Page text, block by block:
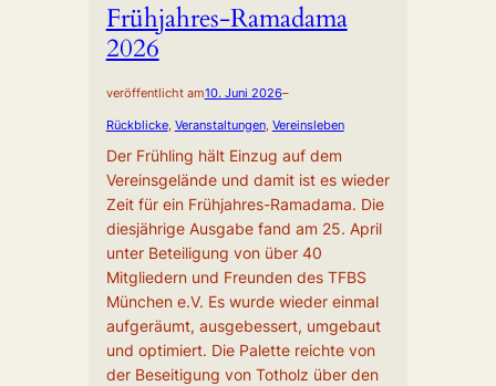
Frühjahres-Ramadama
2026
veröffentlicht am10. Juni 2026–
Rückblicke, Veranstaltungen, Vereinsleben
Der Frühling hält Einzug auf dem
Vereinsgelände und damit ist es wieder
Zeit für ein Frühjahres-Ramadama. Die
diesjährige Ausgabe fand am 25. April
unter Beteiligung von über 40
Mitgliedern und Freunden des TFBS
München e.V. Es wurde wieder einmal
aufgeräumt, ausgebessert, umgebaut
und optimiert. Die Palette reichte von
der Beseitigung von Totholz über den